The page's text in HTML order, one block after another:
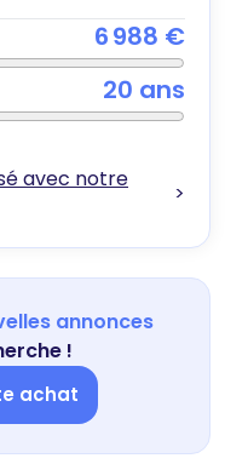
6 988 €
20 ans
avec notre
>
annonces
!
achat